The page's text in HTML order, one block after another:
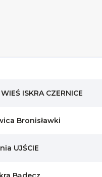
ISKRA CZERNICE
Bronisławki
UJŚCIE